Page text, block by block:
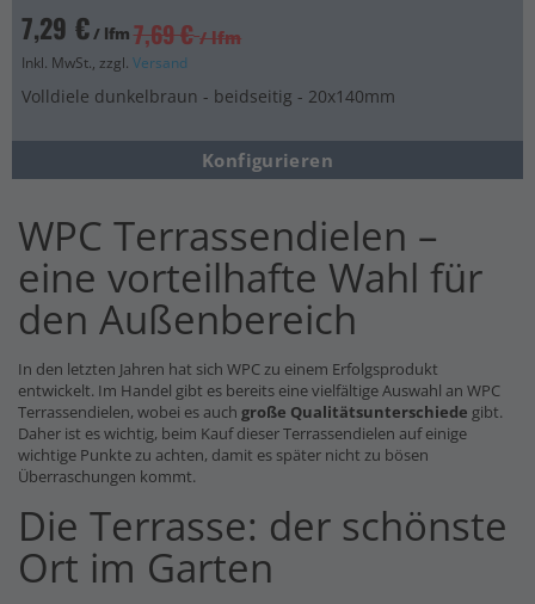
7,29 €/ lfm 7,69 € / lfm
Inkl. MwSt., zzgl. Versand
Volldiele dunkelbraun - beidseitig - 20x140mm
Konfigurieren
WPC Terrassendielen –
eine vorteilhafte Wahl für
den Außenbereich
In den letzten Jahren hat sich WPC zu einem Erfolgsprodukt
entwickelt. Im Handel gibt es bereits eine vielfältige Auswahl an WPC
Terrassendielen, wobei es auch große Qualitätsunterschiede gibt.
Daher ist es wichtig, beim Kauf dieser Terrassendielen auf einige
wichtige Punkte zu achten, damit es später nicht zu bösen
Überraschungen kommt.
Die Terrasse: der schönste
Ort im Garten